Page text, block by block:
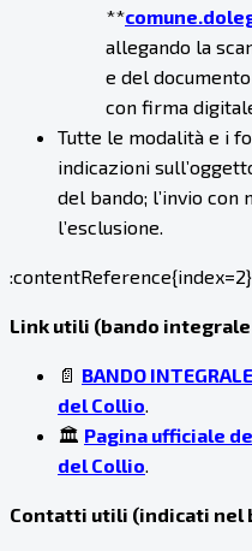
**
allegando la
e del
con firma
Tutte le modalità e i
indicazioni
del bando; l’invio
l’esclusione.
:contentReference{index=2}
Link utili (bando
📄 BANDO
del Collio.
🏛️ Pagina ufficiale
del Collio.
Contatti utili (indicati nel